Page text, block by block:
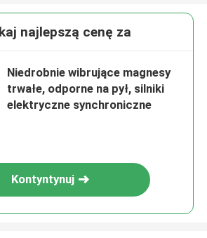
najlepszą cenę za
Niedrobnie wibrujące magnesy
trwałe, odporne na pył, silniki
elektryczne synchroniczne
Kontyntynuj